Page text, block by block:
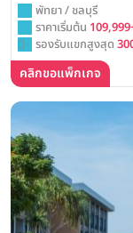
พัทยา / ชลบุรี
ราคาเริ่มต้น
รองรับแขกสูงสุด
คลิกขอแพ็กเกจ